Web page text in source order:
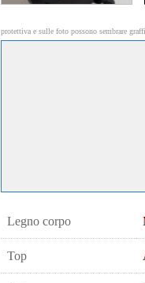
protettiva e sulle foto possono sembrare
Legno corpo
Top